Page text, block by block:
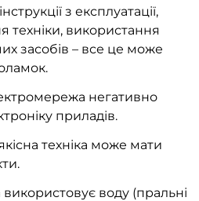
з експлуатації,
техніки, використання
засобів – все це може
негативно
приладів.
техніка може мати
використовує воду (пральні